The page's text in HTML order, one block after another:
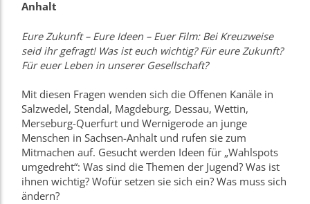
Anhalt
Eure Zukunft – Eure Ideen – Euer Film: Bei Kreuzweise
seid ihr gefragt! Was ist euch wichtig? Für eure Zukunft?
Für euer Leben in unserer Gesellschaft?
Mit diesen Fragen wenden sich die Offenen Kanäle in
Salzwedel, Stendal, Magdeburg, Dessau, Wettin,
Merseburg-Querfurt und Wernigerode an junge
Menschen in Sachsen-Anhalt und rufen sie zum
Mitmachen auf. Gesucht werden Ideen für „Wahlspots
umgedreht“: Was sind die Themen der Jugend? Was ist
ihnen wichtig? Wofür setzen sie sich ein? Was muss sich
ändern?